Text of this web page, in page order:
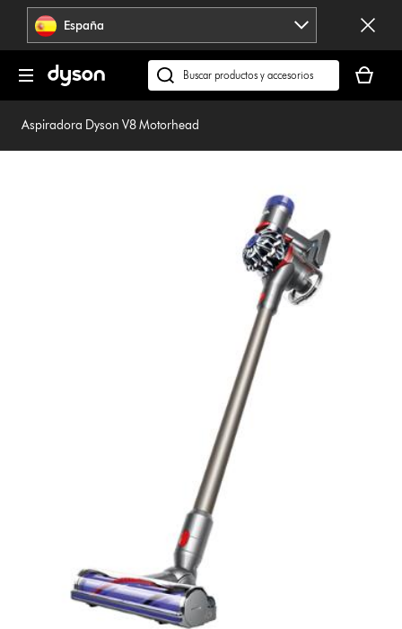
Omitir
navegación España
Buscar
en
dyson.es
cesta
está
Aspiradora Dyson V8 Motorhead